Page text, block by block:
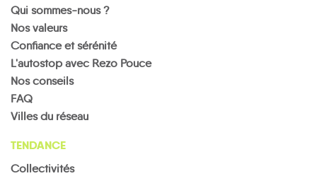
Qui sommes-nous ?
Nos valeurs
Confiance et sérénité
L'autostop avec Rezo Pouce
Nos conseils
FAQ
Villes du réseau
TENDANCE
Collectivités